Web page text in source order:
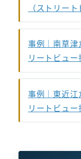
（ストリー
事例｜南草
リートビュー
事例｜東近
リートビュー